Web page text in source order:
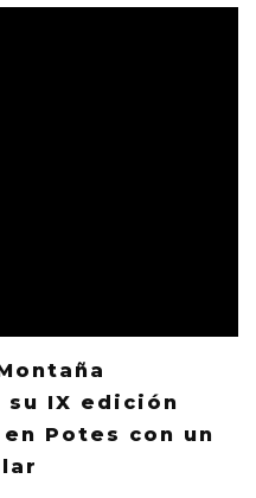
su IX edición
Potes con un